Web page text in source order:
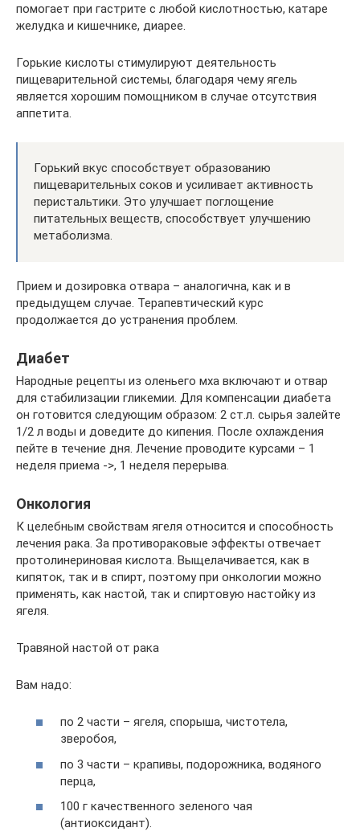
помогает при гастрите с любой кислотностью, катаре
желудка и кишечнике, диарее.
Горькие кислоты стимулируют деятельность
пищеварительной системы, благодаря чему ягель
является хорошим помощником в случае отсутствия
аппетита.
Горький вкус способствует образованию
пищеварительных соков и усиливает активность
перистальтики. Это улучшает поглощение
питательных веществ, способствует улучшению
метаболизма.
Прием и дозировка отвара – аналогична, как и в
предыдущем случае. Терапевтический курс
продолжается до устранения проблем.
Диабет
Народные рецепты из оленьего мха включают и отвар
для стабилизации гликемии. Для компенсации диабета
он готовится следующим образом: 2 ст.л. сырья залейте
1/2 л воды и доведите до кипения. После охлаждения
пейте в течение дня. Лечение проводите курсами – 1
неделя приема ->, 1 неделя перерыва.
Онкология
К целебным свойствам ягеля относится и способность
лечения рака. За противораковые эффекты отвечает
протолинериновая кислота. Выщелачивается, как в
кипяток, так и в спирт, поэтому при онкологии можно
применять, как настой, так и спиртовую настойку из
ягеля.
Травяной настой от рака
Вам надо:
по 2 части – ягеля, спорыша, чистотела,
зверобоя,
по 3 части – крапивы, подорожника, водяного
перца,
100 г качественного зеленого чая
(антиоксидант).